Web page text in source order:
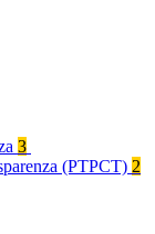
3
(PTPCT) 2